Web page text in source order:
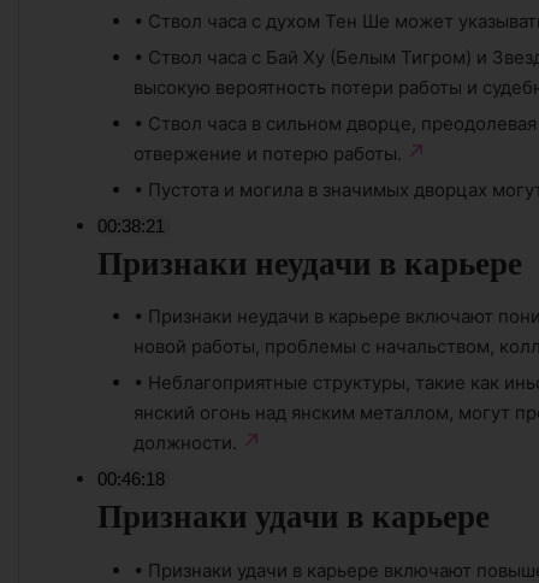
• Ствол часа с духом Тен Ше может
• Ствол часа с Бай Ху (Белым Тигром) и
высокую вероятность потери работы и
• Ствол часа в сильном дворце,
отвержение и потерю работы.
• Пустота и могила в значимых дворцах
00:38:21
Признаки неудачи в карьере
• Признаки неудачи в карьере включают
новой работы, проблемы с начальством,
• Неблагоприятные структуры, такие как
янский огонь над янским металлом, могут
должности.
00:46:18
Признаки удачи в карьере
• Признаки удачи в карьере включают